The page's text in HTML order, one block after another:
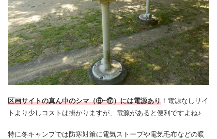
区画サイトの真ん中のシマ（⑥~⑰）には電源あり ！電源なしサイ
トより少しコストは掛かりますが、電源があると便利ですよね♪
特に冬キャンプでは防寒対策に電気ストーブや電気毛布などの暖